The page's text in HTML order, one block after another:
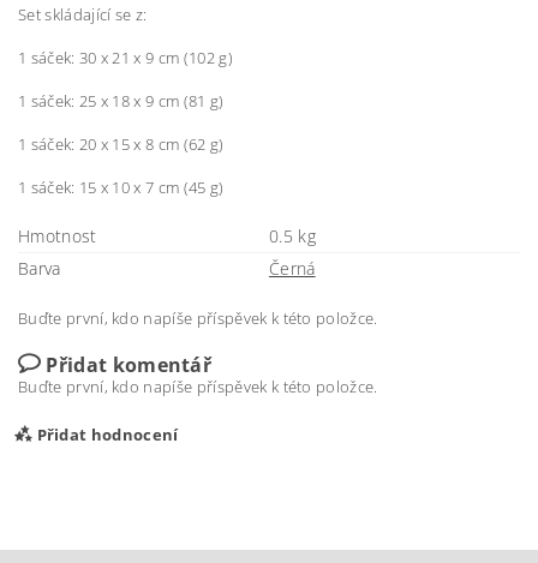
Set skládající se z:
1 sáček: 30 x 21 x 9 cm (102 g)
1 sáček: 25 x 18 x 9 cm (81 g)
1 sáček: 20 x 15 x 8 cm (62 g)
1 sáček: 15 x 10 x 7 cm (45 g)
Hmotnost
0.5 kg
Barva
Černá
Buďte první, kdo napíše příspěvek k této položce.
Přidat komentář
Buďte první, kdo napíše příspěvek k této položce.
Přidat hodnocení